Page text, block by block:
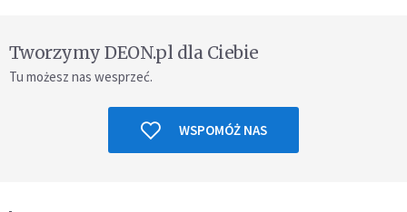
Tworzymy DEON.pl dla Ciebie
Tu możesz nas wesprzeć.
WSPOMÓŻ NAS